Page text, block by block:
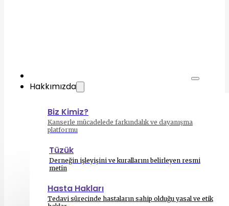
Hakkımızda
Biz Kimiz?
Kanserle mücadelede farkındalık ve dayanışma
platformu
Tüzük
Derneğin işleyişini ve kurallarını belirleyen resmi
metin
Hasta Hakları
Tedavi sürecinde hastaların sahip olduğu yasal ve etik